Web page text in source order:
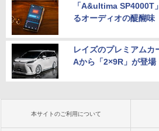
「A&ultima SP4000T
るオーディオの醍醐味
レイズのプレミアムカ
Aから「2×9R」が登場
本サイトのご利用について